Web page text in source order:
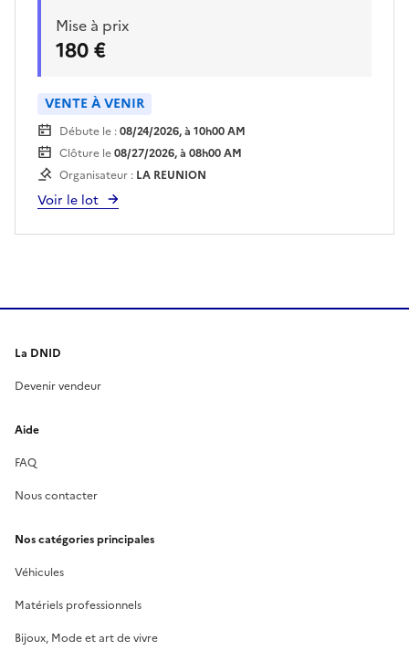
l'acquéreur. Des frais de garde seront à payer à
la fourrière dès le lendemain de la vente
Mise à prix
180 €
VENTE À VENIR
Débute le :08/24/2026, à 10h00 AM
Clôture le08/27/2026, à 08h00 AM
Organisateur : LA REUNION
Voir le lot
La DNID
Devenir vendeur
Aide
FAQ
Nous contacter
Nos catégories principales
Véhicules
Matériels professionnels
Bijoux, Mode et art de vivre